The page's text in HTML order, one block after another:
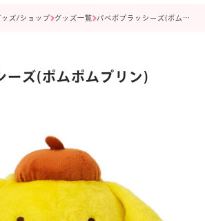
フロアマップ
サービスガイド
ッズ/ショップ グッズ一覧 パペポプラッシーズ(ポムポムプリン)
ーズ(ポムポムプリン)